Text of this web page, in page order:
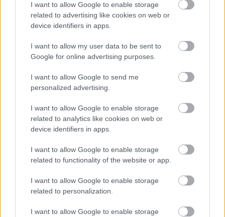
I want to allow Google to enable storage
related to advertising like cookies on web or
device identifiers in apps.
I want to allow my user data to be sent to
Google for online advertising purposes.
I want to allow Google to send me
personalized advertising.
I want to allow Google to enable storage
related to analytics like cookies on web or
device identifiers in apps.
I want to allow Google to enable storage
related to functionality of the website or app.
I want to allow Google to enable storage
related to personalization.
I want to allow Google to enable storage
Deti odrástli, rodičia majú bývanie presne podľa
seba. V novom dome je všetko pre ich život i
návštevy vnúčat
Žije pri lese, chová sliepky a uspáva ju rieka.
Miestni remeselníci vytvorili bývanie, ktoré vyzerá
K bytu ladili aj škáry v obklade. Majitelia zbúrali
stereotyp, bývanie vyzerá ako z filmov svojského
režiséra
Pridajte túto surovinu do prania, obliečky budú
naše babičky
vyhnite. Týchto 7 vecí robí vašu obývačku
zastaralou